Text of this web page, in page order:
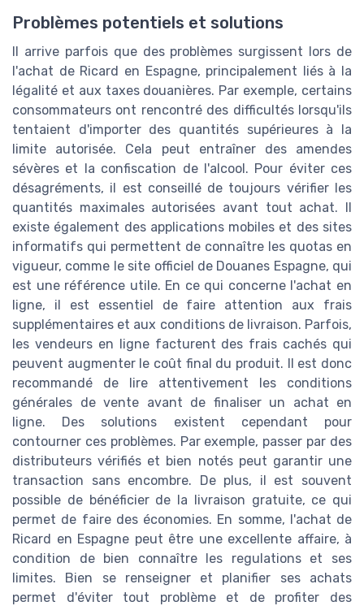
Problèmes potentiels et solutions
Il arrive parfois que des problèmes surgissent lors de
l'achat de Ricard en Espagne, principalement liés à la
légalité et aux taxes douanières. Par exemple, certains
consommateurs ont rencontré des difficultés lorsqu'ils
tentaient d'importer des quantités supérieures à la
limite autorisée. Cela peut entraîner des amendes
sévères et la confiscation de l'alcool. Pour éviter ces
désagréments, il est conseillé de toujours vérifier les
quantités maximales autorisées avant tout achat. Il
existe également des applications mobiles et des sites
informatifs qui permettent de connaître les quotas en
vigueur, comme le site officiel de Douanes Espagne, qui
est une référence utile. En ce qui concerne l'achat en
ligne, il est essentiel de faire attention aux frais
supplémentaires et aux conditions de livraison. Parfois,
les vendeurs en ligne facturent des frais cachés qui
peuvent augmenter le coût final du produit. Il est donc
recommandé de lire attentivement les conditions
générales de vente avant de finaliser un achat en
ligne. Des solutions existent cependant pour
contourner ces problèmes. Par exemple, passer par des
distributeurs vérifiés et bien notés peut garantir une
transaction sans encombre. De plus, il est souvent
possible de bénéficier de la livraison gratuite, ce qui
permet de faire des économies. En somme, l'achat de
Ricard en Espagne peut être une excellente affaire, à
condition de bien connaître les regulations et ses
limites. Bien se renseigner et planifier ses achats
permet d'éviter tout problème et de profiter des